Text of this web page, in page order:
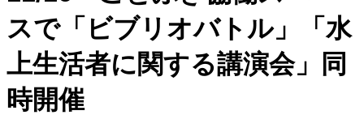
スで「ビブリオバトル」「水
上生活者に関する講演会」同
時開催